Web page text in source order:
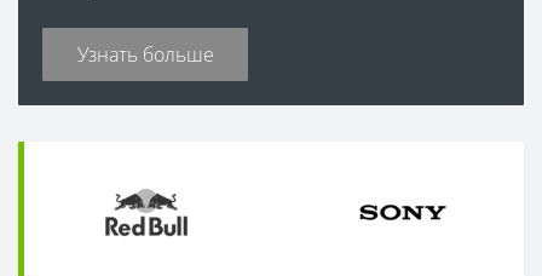
Узнать больше